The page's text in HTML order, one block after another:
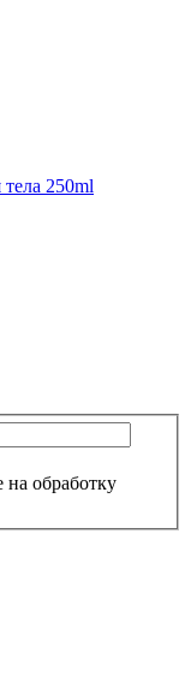
250ml
обработку